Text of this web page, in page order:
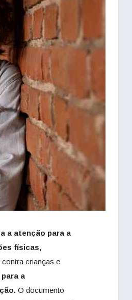
a atenção para a
físicas,
contra crianças e
a
O documento